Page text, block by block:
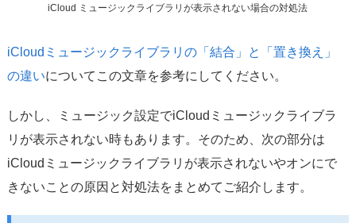
iCloud ミュージックライブラリが表示されない場合の対処法
iCloudミュージックライブラリの「結合」と「置き換え」
の違いについてこの文章を参考にしてください。
しかし、ミュージック設定でiCloudミュージックライブラ
リが表示されない時もあります。そのため、次の部分は
iCloudミュージックライブラリが表示されないやオンにで
きないことの原因と対処法をまとめてご紹介します。